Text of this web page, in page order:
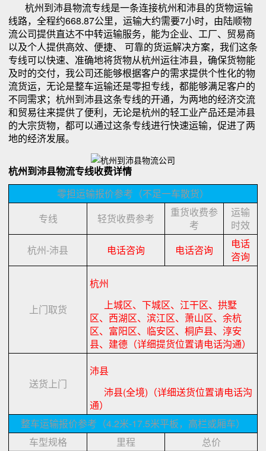
杭州到沛县物流专线是一条连接杭州和沛县的货物运输
线路，全程约668.87公里，运输大约需要7小时，由陆顺物
流公司提供直达不中转运输服务，能为企业、工厂、贸易商
以及个人提供高效、便捷、 可靠的货运解决方案，我们这条
专线可以快速、准确地将货物从杭州运往沛县，确保货物能
及时的交付，我公司还能够根据客户的需求提供个性化的物
流货运，无论是整车运输还是零担专线，都能够满足客户的
不同需求；杭州到沛县这条专线的开通，为两地的经济交流
和贸易往来提供了便利，无论是杭州的轻工业产品还是沛县
的大宗货物，都可以通过这条专线进行快速运输，促进了两
地的经济发展。
杭州到沛县物流专线收费详情
零担运输报价参考（不足一车散货）
专线
轻货收费参考
重货收费参
考
运输
时效
杭州-沛县
电话咨询 电话咨询
电话
咨询
上门取货
杭州
上城区、下城区、江干区、拱墅
区、西湖区、滨江区、萧山区、余杭
区、富阳区、临安区、桐庐县、淳安
县、建德（详细提货位置请电话沟通）
送货上门
沛县
沛县(全境)（详细送货位置请电话沟
通）
整车运输报价参考（4.2米-17.5米平板，高栏或厢车）
车型规格
里程
总价